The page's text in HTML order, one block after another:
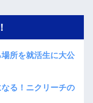
所を就活生に大公
る！ニクリーチの